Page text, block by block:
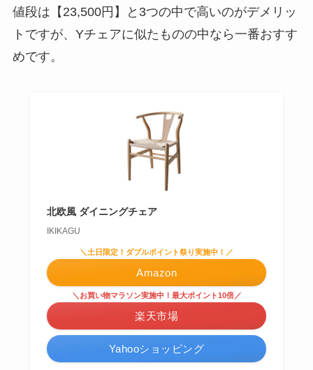
値段は【23,500円】と3つの中で高いのがデメリッ
トですが、Yチェアに似たものの中なら一番おすす
めです。
北欧風 ダイニングチェア
IKIKAGU
＼土日限定！ダブルポイント祭り実施中！／
Amazon
＼お買い物マラソン実施中！最大ポイント10倍／
楽天市場
Yahooショッピング